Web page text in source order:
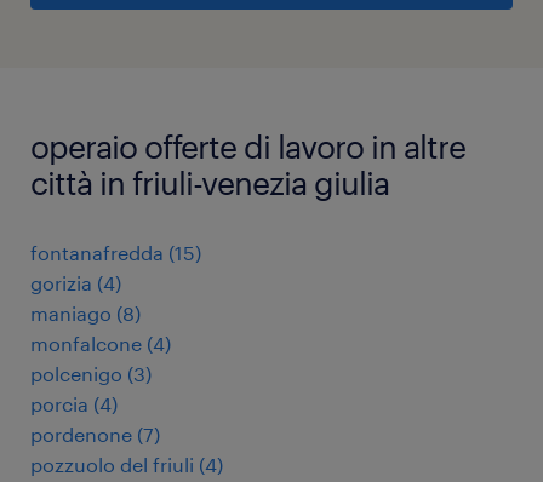
operaio offerte di lavoro in altre
città in friuli-venezia giulia
fontanafredda (15)
gorizia (4)
maniago (8)
monfalcone (4)
polcenigo (3)
porcia (4)
pordenone (7)
pozzuolo del friuli (4)